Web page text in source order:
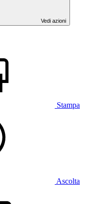
Vedi azioni
Stampa
Ascolta